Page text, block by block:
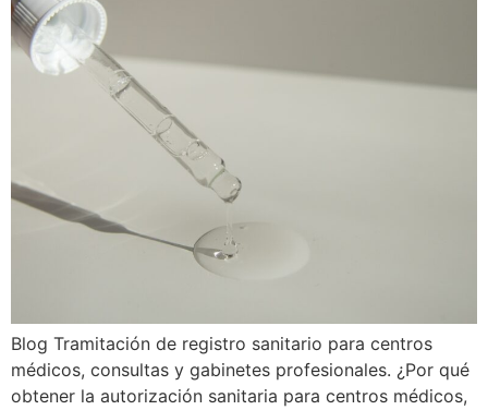
Blog Tramitación de registro sanitario para centros
médicos, consultas y gabinetes profesionales. ¿Por qué
obtener la autorización sanitaria para centros médicos,